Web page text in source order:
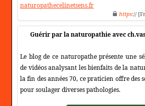
naturopathecelinetsens.fr
https://
Guérir par la naturopathie avec
Le blog de ce naturopathe présente une
de vidéos analysant les bienfaits de la
la fin des années 70, ce praticien offre des
pour soulager diverses pathologies.